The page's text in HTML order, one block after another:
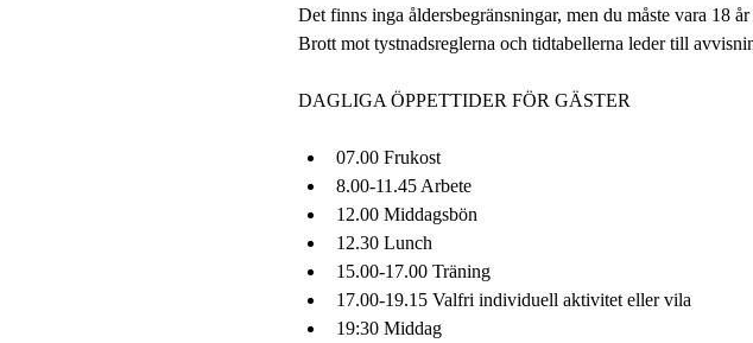
Det finns inga åldersbegränsningar, men du måste vara 18
Brott mot tystnadsreglerna och tidtabellerna leder till
DAGLIGA ÖPPETTIDER FÖR GÄSTER
07.00 Frukost
8.00-11.45 Arbete
12.00 Middagsbön
12.30 Lunch
15.00-17.00 Träning
17.00-19.15 Valfri individuell aktivitet eller vila
19:30 Middag